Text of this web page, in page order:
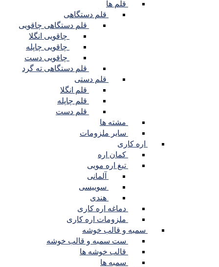
قلم ها
قلم دستگاهی
قلم دستگاهی چاقویی
چاقویی انگلا
چاقویی چاپله
چاقویی دست
قلم دستگاهی ته گرد
قلم دستی
قلم انگلا
قلم چاپله
قلم دست
مشته ها
سایر ملزومات
اره کاری
کمان اره
تیغ اره مویی
آلمانی
سوییسی
دماغه اره کاری
ملزومات اره کاری
سمبه و قالب خوشه
ست سمبه و قالب خوشه
قالب خوشه ها
سمبه ها